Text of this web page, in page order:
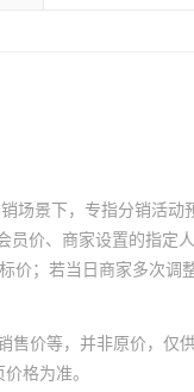
场景下，专指分销活
价、商家设置的指定
；若当日商家多次调
价等，并非原价，仅供
格为准。